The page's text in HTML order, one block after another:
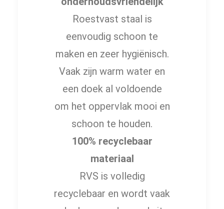
Roestvast staal is
eenvoudig schoon te
maken en zeer hygiënisch.
Vaak zijn warm water en
een doek al voldoende
om het oppervlak mooi en
schoon te houden.
100% recyclebaar
materiaal
RVS is volledig
recyclebaar en wordt vaak